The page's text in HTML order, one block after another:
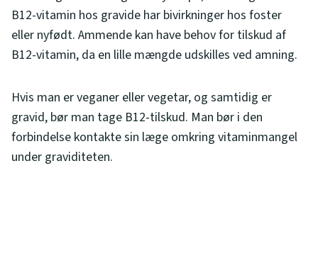
B12-vitamin hos gravide har bivirkninger hos foster
eller nyfødt. Ammende kan have behov for tilskud af
B12-vitamin, da en lille mængde udskilles ved amning.
Hvis man er veganer eller vegetar, og samtidig er
gravid, bør man tage B12-tilskud. Man bør i den
forbindelse kontakte sin læge omkring vitaminmangel
under graviditeten.